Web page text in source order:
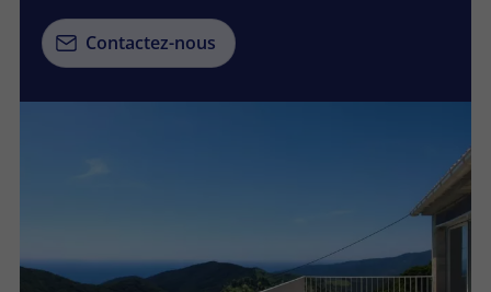
Contactez-nous